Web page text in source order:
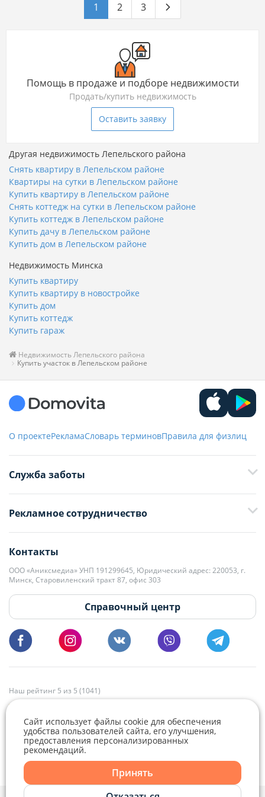
Telegram
1 2 3
Помощь в продаже и подборе недвижимости
Продать/купить недвижимость
Оставить заявку
Другая недвижимость Лепельского района
Снять квартиру в Лепельском районе
Квартиры на сутки в Лепельском районе
Купить квартиру в Лепельском районе
Снять коттедж на сутки в Лепельском районе
Купить коттедж в Лепельском районе
Купить дачу в Лепельском районе
Купить дом в Лепельском районе
Недвижимость Минска
Купить квартиру
Купить квартиру в новостройке
Купить дом
Купить коттедж
Купить гараж
Недвижимость Лепельского района
Купить участок в Лепельском районе
О проектеРекламаСловарь терминовПравила для физлиц
Служба заботы
+375 33 376-13-70
editor@domovita.by
Мы принимаем звонки и отвечаем на письма в будние дни с 9:00 до
18:00.
Рекламное сотрудничество
kb@domovita.by
+375 29 179-11-28 Владислав Гладченко
vg@domovita.by
Пишите и звоните нам в будние дни с 8:00 до 20:00.
Контакты
ООО «Аниксмедиа» УНП 191299645, Юридический адрес: 220053, г.
Минск, Старовиленский тракт 87, офис 303
Справочный центр
Наш рейтинг 5 из 5 (1041)
Сайт использует файлы cookie для обеспечения
удобства пользователей сайта, его улучшения,
предоставления персонализированных
рекомендаций.
Принять